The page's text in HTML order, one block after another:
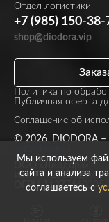
Отдел логистики
+7 (985) 150-38-
shop@diodora.vip
Политика по
Публичная оферта
Соглашение об
© 2026, DIODORA –
ООО «Диодора»
ИНН 7723860297
ОГРН
Мы используем
сайта и анализа
соглашаетесь с